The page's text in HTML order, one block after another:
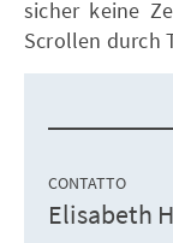
sicher keine
Scrollen durch
CONTATTO
Elisabeth